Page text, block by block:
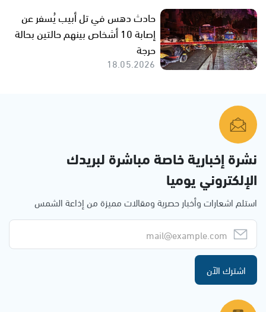
حادث دهس في تل أبيب يُسفر عن
إصابة 10 أشخاص بينهم حالتين بحالة
حرجة
18.05.2026
نشرة إخبارية خاصة مباشرة لبريدك
الإلكتروني يوميا
استلم اشعارات وأخبار حصرية ومقالات مميزة من إذاعة الشمس
اشترك الآن